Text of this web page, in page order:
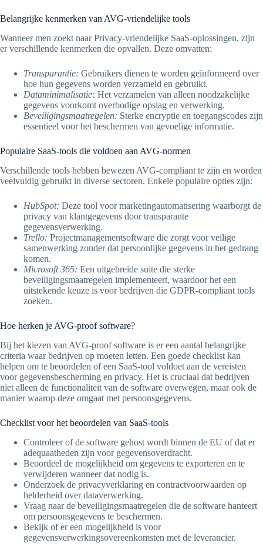
Belangrijke kenmerken van AVG-vriendelijke tools
Wanneer men zoekt naar Privacy-vriendelijke SaaS-oplossingen, zijn
er verschillende kenmerken die opvallen. Deze omvatten:
Transparantie: Gebruikers dienen te worden geïnformeerd over
hoe hun gegevens worden verzameld en gebruikt.
Dataminimalisatie: Het verzamelen van alleen noodzakelijke
gegevens voorkomt overbodige opslag en verwerking.
Beveiligingsmaatregelen: Sterke encryptie en toegangscodes zijn
essentieel voor het beschermen van gevoelige informatie.
Populaire SaaS-tools die voldoen aan AVG-normen
Verschillende tools hebben bewezen AVG-compliant te zijn en worden
veelvuldig gebruikt in diverse sectoren. Enkele populaire opties zijn:
HubSpot: Deze tool voor marketingautomatisering waarborgt de
privacy van klantgegevens door transparante
gegevensverwerking.
Trello: Projectmanagementsoftware die zorgt voor veilige
samenwerking zonder dat persoonlijke gegevens in het gedrang
komen.
Microsoft 365: Een uitgebreide suite die sterke
beveiligingsmaatregelen implementeert, waardoor het een
uitstekende keuze is voor bedrijven die GDPR-compliant tools
zoeken.
Hoe herken je AVG-proof software?
Bij het kiezen van AVG-proof software is er een aantal belangrijke
criteria waar bedrijven op moeten letten. Een goede checklist kan
helpen om te beoordelen of een SaaS-tool voldoet aan de vereisten
voor gegevensbescherming en privacy. Het is cruciaal dat bedrijven
niet alleen de functionaliteit van de software overwegen, maar ook de
manier waarop deze omgaat met persoonsgegevens.
Checklist voor het beoordelen van SaaS-tools
Controleer of de software gehost wordt binnen de EU of dat er
adequaatheden zijn voor gegevensoverdracht.
Beoordeel de mogelijkheid om gegevens te exporteren en te
verwijderen wanneer dat nodig is.
Onderzoek de privacyverklaring en contractvoorwaarden op
helderheid over dataverwerking.
Vraag naar de beveiligingsmaatregelen die de software hanteert
om persoonsgegevens te beschermen.
Bekijk of er een mogelijkheid is voor
gegevensverwerkingsovereenkomsten met de leverancier.